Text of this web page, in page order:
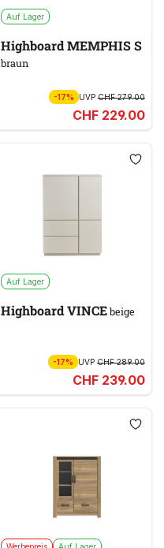
Auf Lager
Highboard MEMPHIS S
braun
-17% UVPCHF 279.00
CHF 229.00
Auf Lager
Highboard VINCEbeige
-17% UVPCHF 289.00
CHF 239.00
Werbepreis Auf Lager